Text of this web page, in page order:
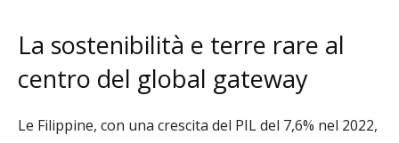
La sostenibilità e terre rare al
centro del global gateway
Le Filippine, con una crescita del PIL del 7,6% nel 2022,